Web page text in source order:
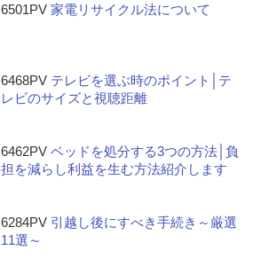
6501PV家電リサイクル法について
6468PV テレビを選ぶ時のポイント│テ
レビのサイズと視聴距離
6462PVベッドを処分する3つの方法│負
担を減らし利益を生む方法紹介します
6284PV 引越し後にすべき手続き～厳選
11選～